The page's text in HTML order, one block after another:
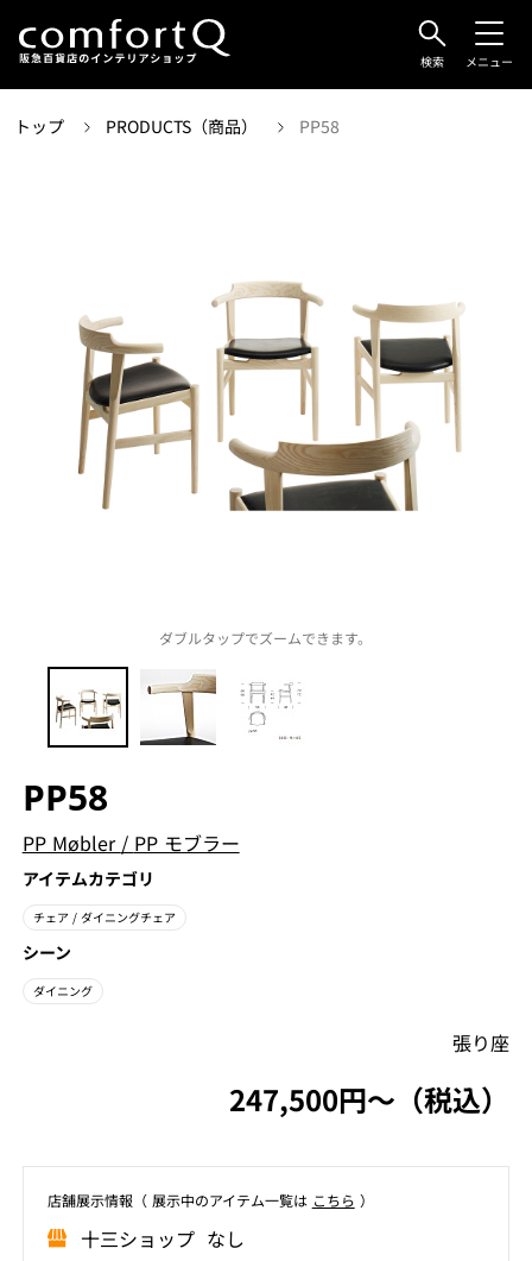
検索 メニュー
トップ PRODUCTS（商品） PP58
ダブルタップでズームできます。
PP58
PP Møbler / PP モブラー
アイテムカテゴリ
チェア / ダイニングチェア
シーン
ダイニング
張り座
247,500円〜（税込）
店舗展⽰情報（ 展⽰中のアイテム⼀覧は こちら ）
⼗三ショップ なし